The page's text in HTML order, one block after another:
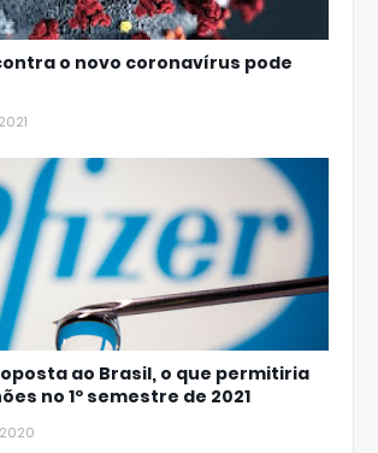
o novo coronavírus pode
ao Brasil, o que permitiria
no 1º semestre de 2021